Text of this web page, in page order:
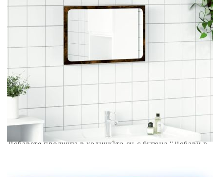
LED огледало за баня, опушен дъб, 60x8,5x38 см,
инженерно дърво
Please select credit institution
Цена на продукта: €41.00
Extraction of information from credit institutions
Предоставената таблица е с информационна цел.
Добавете продукта в количката си с бутона "Добави в
количката" и при поръчка ще можете да изберете броя
вноски на кредита.
Acest tabel are caracter informativ. Adăugați produsul în
coșul de cumpărături unde veți putea selecta detaliile
cererii de creditare.
Предоставената таблица е с информационна цел.
Добавете продукта в количката си с бутона "Добави в